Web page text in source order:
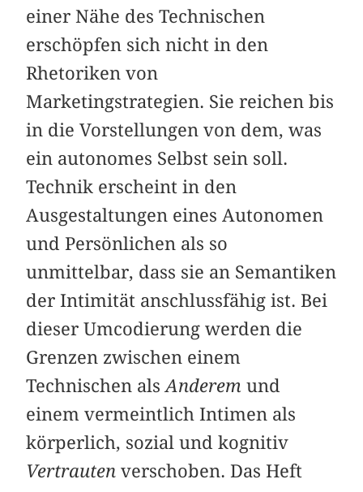
einer Nähe des Technischen
erschöpfen sich nicht in den
Rhetoriken von
Marketingstrategien. Sie reichen bis
in die Vorstellungen von dem, was
ein autonomes Selbst sein soll.
Technik erscheint in den
Ausgestaltungen eines Autonomen
und Persönlichen als so
unmittelbar, dass sie an Semantiken
der Intimität anschlussfähig ist. Bei
dieser Umcodierung werden die
Grenzen zwischen einem
Technischen alsAnderem und
einem vermeintlich Intimen als
körperlich, sozial und kognitiv
Vertrauten verschoben. Das Heft